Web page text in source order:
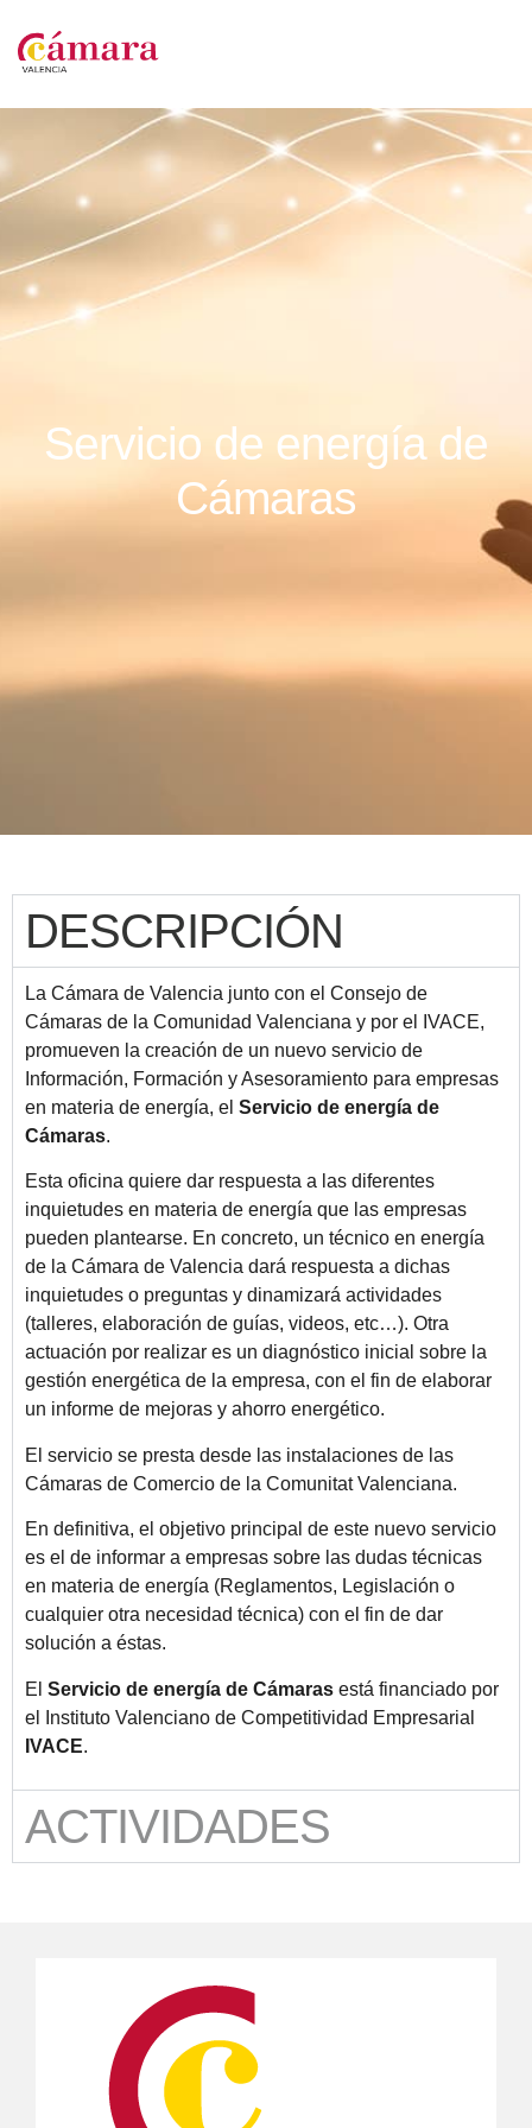
Servicio de energía de
Cámaras
DESCRIPCIÓN
La Cámara de Valencia junto con el Consejo de
Cámaras de la Comunidad Valenciana y por el IVACE,
promueven la creación de un nuevo servicio de
Información, Formación y Asesoramiento para empresas
en materia de energía, el Servicio de energía de
Cámaras.
Esta oficina quiere dar respuesta a las diferentes
inquietudes en materia de energía que las empresas
pueden plantearse. En concreto, un técnico en energía
de la Cámara de Valencia dará respuesta a dichas
inquietudes o preguntas y dinamizará actividades
(talleres, elaboración de guías, videos, etc…). Otra
actuación por realizar es un diagnóstico inicial sobre la
gestión energética de la empresa, con el fin de elaborar
un informe de mejoras y ahorro energético.
El servicio se presta desde las instalaciones de las
Cámaras de Comercio de la Comunitat Valenciana.
En definitiva, el objetivo principal de este nuevo servicio
es el de informar a empresas sobre las dudas técnicas
en materia de energía (Reglamentos, Legislación o
cualquier otra necesidad técnica) con el fin de dar
solución a éstas.
El Servicio de energía de Cámaras está financiado por
el Instituto Valenciano de Competitividad Empresarial
IVACE.
ACTIVIDADES